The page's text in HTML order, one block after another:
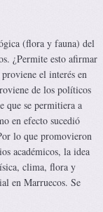
(flora y fauna) del
¿Permite esto afirmar
el interés en
de los políticos
que se permitiera a
en efecto sucedió
lo que promovieron
académicos, la idea
clima, flora y
en Marruecos. Se